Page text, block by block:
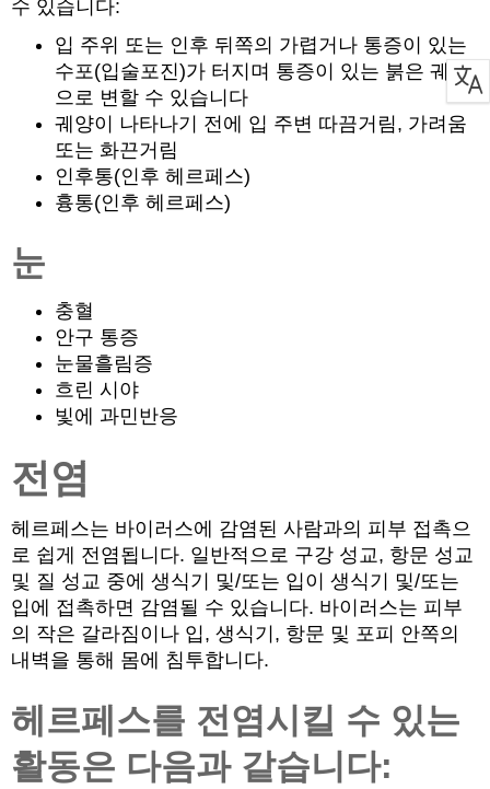
수 있습니다:
입 주위 또는 인후 뒤쪽의 가렵거나 통증이 있는
수포(입술포진)가 터지며 통증이 있는 붉은 궤양
으로 변할 수 있습니다
궤양이 나타나기 전에 입 주변 따끔거림, 가려움
또는 화끈거림
인후통(인후 헤르페스)
흉통(인후 헤르페스)
눈
충혈
안구 통증
눈물흘림증
흐린 시야
빛에 과민반응
전염
헤르페스는 바이러스에 감염된 사람과의 피부 접촉으
로 쉽게 전염됩니다. 일반적으로 구강 성교, 항문 성교
및 질 성교 중에 생식기 및/또는 입이 생식기 및/또는
입에 접촉하면 감염될 수 있습니다. 바이러스는 피부
의 작은 갈라짐이나 입, 생식기, 항문 및 포피 안쪽의
내벽을 통해 몸에 침투합니다.
헤르페스를 전염시킬 수 있는
활동은 다음과 같습니다: